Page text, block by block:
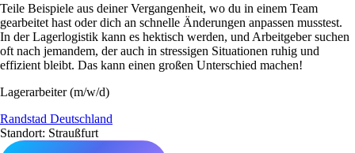
Teile Beispiele aus deiner Vergangenheit, wo du in einem Team
gearbeitet hast oder dich an schnelle Änderungen anpassen musstest.
In der Lagerlogistik kann es hektisch werden, und Arbeitgeber suchen
oft nach jemandem, der auch in stressigen Situationen ruhig und
effizient bleibt. Das kann einen großen Unterschied machen!
Lagerarbeiter (m/w/d)
Randstad Deutschland
Standort: Straußfurt